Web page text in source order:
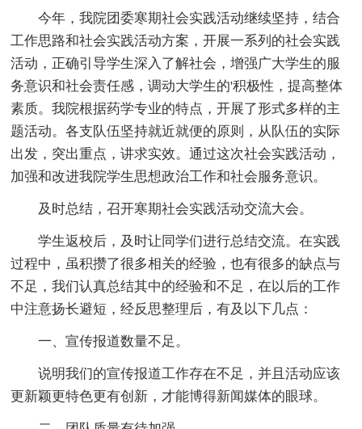
今年，我院团委寒期社会实践活动继续坚持，结合
工作思路和社会实践活动方案，开展一系列的社会实践
活动，正确引导学生深入了解社会，增强广大学生的服
务意识和社会责任感，调动大学生的'积极性，提高整体
素质。我院根据药学专业的特点，开展了形式多样的主
题活动。各支队伍坚持就近就便的原则，从队伍的实际
出发，突出重点，讲求实效。通过这次社会实践活动，
加强和改进我院学生思想政治工作和社会服务意识。
及时总结，召开寒期社会实践活动交流大会。
学生返校后，及时让同学们进行总结交流。在实践
过程中，虽积攒了很多相关的经验，也有很多的缺点与
不足，我们认真总结其中的经验和不足，在以后的工作
中注意扬长避短，经反思整理后，有及以下几点：
一、宣传报道数量不足。
说明我们的宣传报道工作存在不足，并且活动应该
更新颖更特色更有创新，才能博得新闻媒体的眼球。